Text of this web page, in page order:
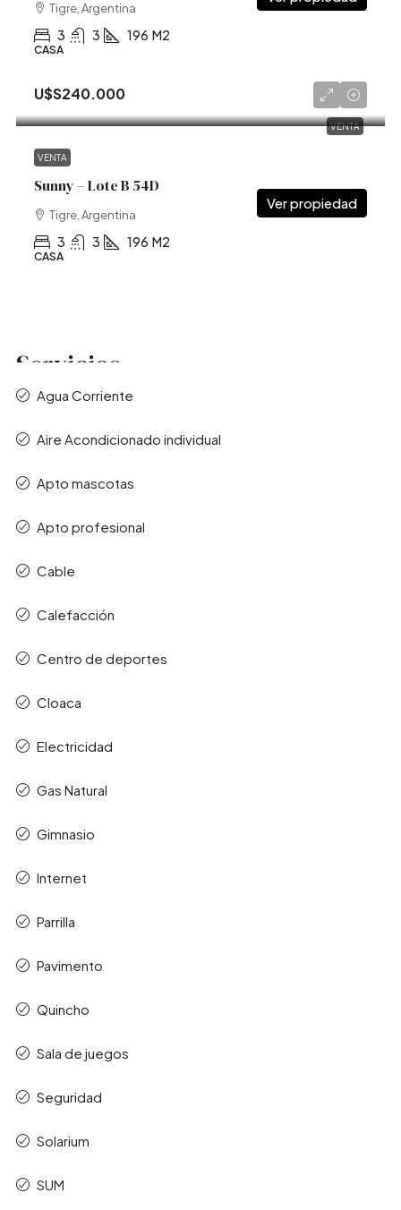
Tigre, Argentina
3 3 196 M2
CASA
VENTA
U$S240.000
VENTA
Sunny – Lote B 54D
Tigre, Argentina
3 3 196 M2
CASA
Servicios
Agua Corriente
Aire Acondicionado individual
Apto mascotas
Apto profesional
Cable
Calefacción
Centro de deportes
Cloaca
Electricidad
Gas Natural
Gimnasio
Internet
Parrilla
Pavimento
Quincho
Sala de juegos
Seguridad
Solarium
SUM